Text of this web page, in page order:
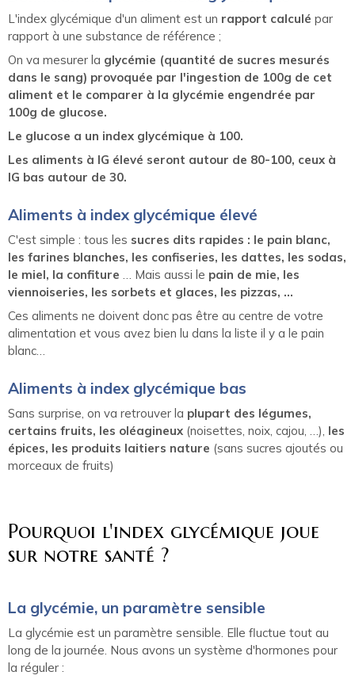
L'index glycémique d'un aliment est un rapport calculé par
rapport à une substance de référence ;
On va mesurer la glycémie (quantité de sucres mesurés
dans le sang) provoquée par l'ingestion de 100g de cet
aliment et le comparer à la glycémie engendrée par
100g de glucose.
Le glucose a un index glycémique à 100.
Les aliments à IG élevé seront autour de 80-100, ceux à
IG bas autour de 30.
Aliments à index glycémique élevé
C'est simple : tous les sucres dits rapides : le pain blanc,
les farines blanches, les confiseries, les dattes, les sodas,
le miel, la confiture … Mais aussi le pain de mie, les
viennoiseries, les sorbets et glaces, les pizzas, …
Ces aliments ne doivent donc pas être au centre de votre
alimentation et vous avez bien lu dans la liste il y a le pain
blanc…
Aliments à index glycémique bas
Sans surprise, on va retrouver la plupart des légumes,
certains fruits, les oléagineux (noisettes, noix, cajou, …), les
épices, les produits laitiers nature (sans sucres ajoutés ou
morceaux de fruits)
Pourquoi l'index glycémique joue
sur notre santé ?
La glycémie, un paramètre sensible
La glycémie est un paramètre sensible. Elle fluctue tout au
long de la journée. Nous avons un système d'hormones pour
la réguler :